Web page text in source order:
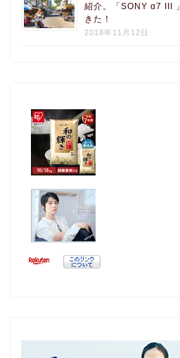
紹介。「SONY α7 III
きた！
2018年11月12日